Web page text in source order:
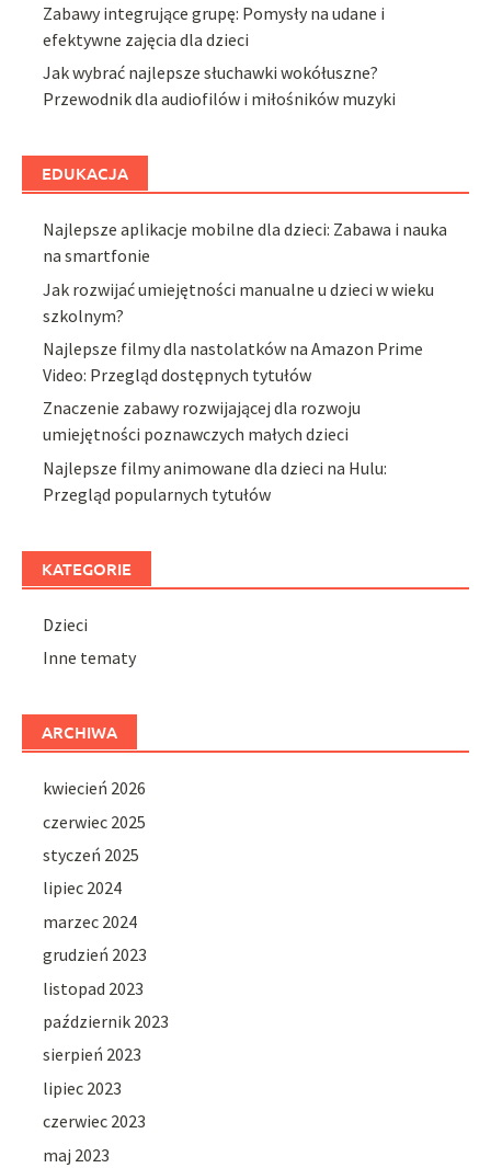
Zabawy integrujące grupę: Pomysły na udane i
efektywne zajęcia dla dzieci
Jak wybrać najlepsze słuchawki wokółuszne?
Przewodnik dla audiofilów i miłośników muzyki
EDUKACJA
Najlepsze aplikacje mobilne dla dzieci: Zabawa i nauka
na smartfonie
Jak rozwijać umiejętności manualne u dzieci w wieku
szkolnym?
Najlepsze filmy dla nastolatków na Amazon Prime
Video: Przegląd dostępnych tytułów
Znaczenie zabawy rozwijającej dla rozwoju
umiejętności poznawczych małych dzieci
Najlepsze filmy animowane dla dzieci na Hulu:
Przegląd popularnych tytułów
KATEGORIE
Dzieci
Inne tematy
ARCHIWA
kwiecień 2026
czerwiec 2025
styczeń 2025
lipiec 2024
marzec 2024
grudzień 2023
listopad 2023
październik 2023
sierpień 2023
lipiec 2023
czerwiec 2023
maj 2023